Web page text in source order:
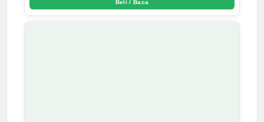
Beli / Baca